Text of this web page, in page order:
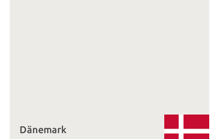
Dänemark